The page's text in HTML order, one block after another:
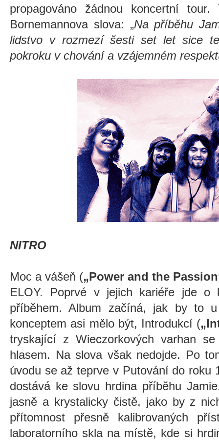
propagováno žádnou koncertní
Bornemannova slova: „Na příběhu
lidstvo v rozmezí šesti set let sice
pokroku v chování a vzájemném
NITRO
Moc a vášeň („Power and the
ELOY. Poprvé v jejich kariéře jde o
příběhem. Album začíná, jak by to
konceptem asi mělo být, Introdukcí (
tryskající z Wieczorkových varhan
hlasem. Na slova však nedojde. Po
úvodu se až teprve v Putování do roku
dostává ke slovu hrdina příběhu
jasně a krystalicky čistě, jako by z
přítomnost přesně kalibrovaných
laboratorního skla na místě, kde si